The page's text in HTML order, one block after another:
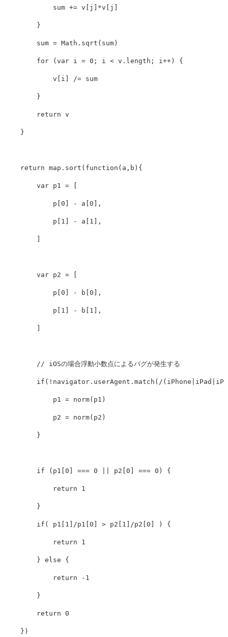
sum += v j *v j
}
sum = Math . sqrt ( sum )
for ( var i = 0 ; i < v . length ; i++ ) {
v i /= sum
}
return v
}
return map . sort ( function ( a , b ){
var p1 =
p 0 - a 0 ],
p 1 - a 1 ],
var p2 =
p 0 - b 0 ],
p 1 - b 1 ],
// iOSの場合浮動小数点によるバグが発生する
if ( ! navigator . userAgent . match ( / (
p1 = norm( p1 )
p2 = norm( p2 )
}
if ( p1 0 === 0 p2 0 === 0 ) {
return 1
}
if ( p1 1 /p1 0 > p2 1 /p2 0 ) {
return 1
} else {
return - 1
}
return 0
})